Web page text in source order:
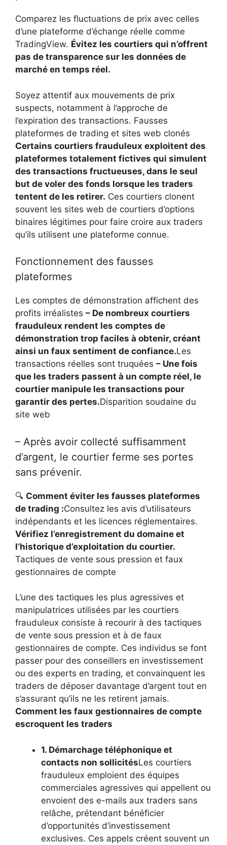
Comparez les fluctuations de prix avec celles
d’une plateforme d’échange réelle comme
TradingView. Évitez les courtiers qui n’offrent
pas de transparence sur les données de
marché en temps réel.
Soyez attentif aux mouvements de prix
suspects, notamment à l’approche de
l’expiration des transactions. Fausses
plateformes de trading et sites web clonés
Certains courtiers frauduleux exploitent des
plateformes totalement fictives qui simulent
des transactions fructueuses, dans le seul
but de voler des fonds lorsque les traders
tentent de les retirer. Ces courtiers clonent
souvent les sites web de courtiers d’options
binaires légitimes pour faire croire aux traders
qu’ils utilisent une plateforme connue.
Fonctionnement des fausses
plateformes
Les comptes de démonstration affichent des
profits irréalistes – De nombreux courtiers
frauduleux rendent les comptes de
démonstration trop faciles à obtenir, créant
ainsi un faux sentiment de confiance.Les
transactions réelles sont truquées – Une fois
que les traders passent à un compte réel, le
courtier manipule les transactions pour
garantir des pertes.Disparition soudaine du
site web
– Après avoir collecté suffisamment
d’argent, le courtier ferme ses portes
sans prévenir.
🔍 Comment éviter les fausses plateformes
de trading :Consultez les avis d’utilisateurs
indépendants et les licences réglementaires.
Vérifiez l’enregistrement du domaine et
l’historique d’exploitation du courtier.
Tactiques de vente sous pression et faux
gestionnaires de compte
L’une des tactiques les plus agressives et
manipulatrices utilisées par les courtiers
frauduleux consiste à recourir à des tactiques
de vente sous pression et à de faux
gestionnaires de compte. Ces individus se font
passer pour des conseillers en investissement
ou des experts en trading, et convainquent les
traders de déposer davantage d’argent tout en
s’assurant qu’ils ne les retirent jamais.
Comment les faux gestionnaires de compte
escroquent les traders
1. Démarchage téléphonique et
contacts non sollicitésLes courtiers
frauduleux emploient des équipes
commerciales agressives qui appellent ou
envoient des e-mails aux traders sans
relâche, prétendant bénéficier
d’opportunités d’investissement
exclusives. Ces appels créent souvent un